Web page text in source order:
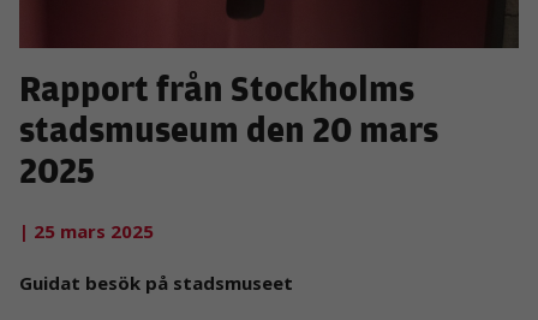
Rapport från Stockholms
stadsmuseum den 20 mars
2025
| 25 mars 2025
Guidat besök på stadsmuseet